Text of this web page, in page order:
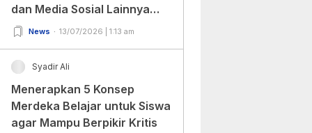
dan Media Sosial Lainnya
(Update Terbaru 2022)
News 13/07/2026 | 1:13 am
Syadir Ali
Menerapkan 5 Konsep
Merdeka Belajar untuk Siswa
agar Mampu Berpikir Kritis